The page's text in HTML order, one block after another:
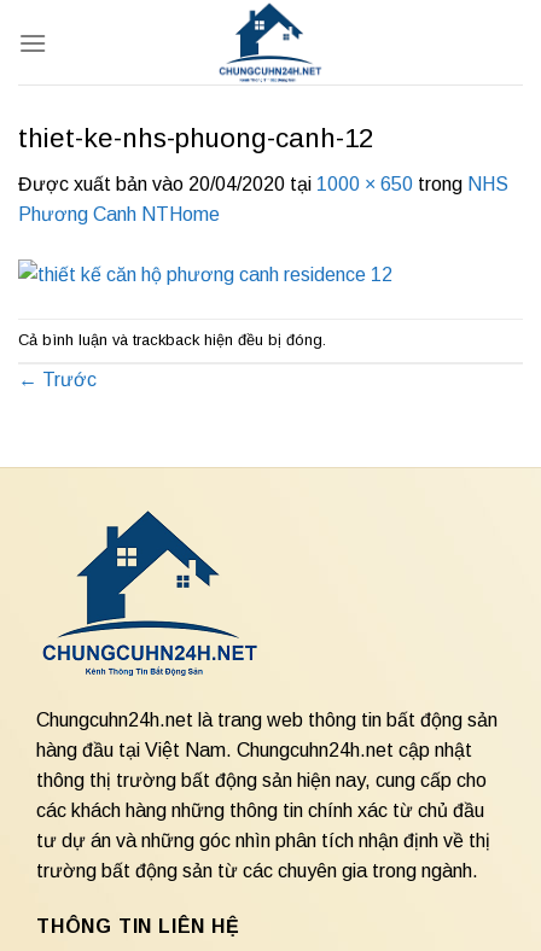
qua
thiet-ke-nhs-phuong-canh-12
Được xuất bản vào 20/04/2020 tại 1000 × 650 trong NHS
Phương Canh NTHome
Cả bình luận và trackback hiện đều bị đóng.
← Trước
Chungcuhn24h.net là trang web thông tin bất động sản
hàng đầu tại Việt Nam. Chungcuhn24h.net cập nhật
thông thị trường bất động sản hiện nay, cung cấp cho
các khách hàng những thông tin chính xác từ chủ đầu
tư dự án và những góc nhìn phân tích nhận định về thị
trường bất động sản từ các chuyên gia trong ngành.
THÔNG TIN LIÊN HỆ